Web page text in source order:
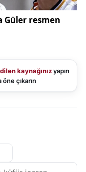
kaynağınızyapın
çıkarın